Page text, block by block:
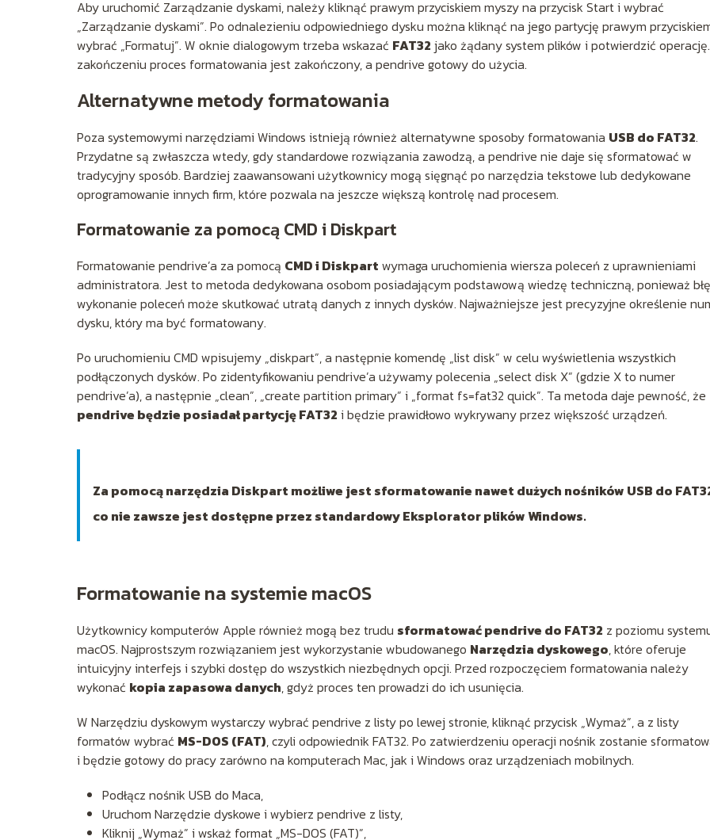
Aby uruchomić Zarządzanie dyskami, należy kliknąć prawym przyciskiem myszy na przycisk Start i wybrać
„Zarządzanie dyskami”. Po odnalezieniu odpowiedniego dysku można kliknąć na jego partycję prawym
wybrać „Formatuj”. W oknie dialogowym trzeba wskazać FAT32 jako żądany system plików i potwierdzić
zakończeniu proces formatowania jest zakończony, a pendrive gotowy do użycia.
Alternatywne metody formatowania
Poza systemowymi narzędziami Windows istnieją również alternatywne sposoby formatowania USB do FAT32.
Przydatne są zwłaszcza wtedy, gdy standardowe rozwiązania zawodzą, a pendrive nie daje się sformatować w
tradycyjny sposób. Bardziej zaawansowani użytkownicy mogą sięgnąć po narzędzia tekstowe lub dedykowane
oprogramowanie innych firm, które pozwala na jeszcze większą kontrolę nad procesem.
Formatowanie za pomocą CMD i Diskpart
Formatowanie pendrive’a za pomocą CMD i Diskpart wymaga uruchomienia wiersza poleceń z uprawnieniami
administratora. Jest to metoda dedykowana osobom posiadającym podstawową wiedzę techniczną, ponieważ
wykonanie poleceń może skutkować utratą danych z innych dysków. Najważniejsze jest precyzyjne określenie
dysku, który ma być formatowany.
Po uruchomieniu CMD wpisujemy „diskpart”, a następnie komendę „list disk” w celu wyświetlenia wszystkich
podłączonych dysków. Po zidentyfikowaniu pendrive’a używamy polecenia „select disk X” (gdzie X to numer
pendrive’a), a następnie „clean”, „create partition primary” i „format fs=fat32 quick”. Ta metoda daje pewność, że
pendrive będzie posiadał partycję FAT32 i będzie prawidłowo wykrywany przez większość urządzeń.
Za pomocą narzędzia Diskpart możliwe jest sformatowanie nawet dużych nośników USB do
co nie zawsze jest dostępne przez standardowy Eksplorator plików Windows.
Formatowanie na systemie macOS
Użytkownicy komputerów Apple również mogą bez trudu sformatować pendrive do FAT32 z poziomu
macOS. Najprostszym rozwiązaniem jest wykorzystanie wbudowanego Narzędzia dyskowego, które oferuje
intuicyjny interfejs i szybki dostęp do wszystkich niezbędnych opcji. Przed rozpoczęciem formatowania należy
wykonać kopia zapasowa danych, gdyż proces ten prowadzi do ich usunięcia.
W Narzędziu dyskowym wystarczy wybrać pendrive z listy po lewej stronie, kliknąć przycisk „Wymaż”, a z listy
formatów wybrać MS-DOS (FAT), czyli odpowiednik FAT32. Po zatwierdzeniu operacji nośnik zostanie
i będzie gotowy do pracy zarówno na komputerach Mac, jak i Windows oraz urządzeniach mobilnych.
Podłącz nośnik USB do Maca,
Uruchom Narzędzie dyskowe i wybierz pendrive z listy,
Kliknij „Wymaż” i wskaż format „MS-DOS (FAT)”,